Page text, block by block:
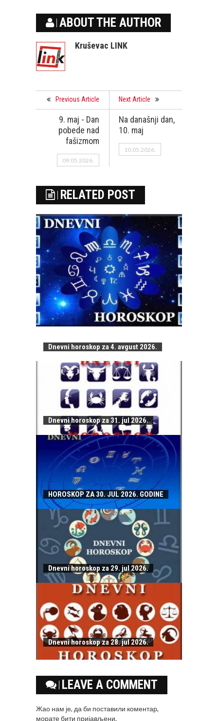
ABOUT THE AUTHOR
Kruševac LINK
Previous Article
9. maj - Dan
pobede nad
fašizmom
09.05.2026.
Next Article
Na današnji dan,
10. maj
10.05.2026.
RELATED POST
Dnevni horoskop za 4. avgust 2026.
Dnevni horoskop za 31. jul 2026.
HOROSKOP ZA 30. JUL 2026. GODINE
Dnevni horoskop za 29. jul 2026.
Dnevni horoskop za 28. jul 2026.
LEAVE A COMMENT
Жао нам је, да би поставили коментар,
моратебити пријављени.